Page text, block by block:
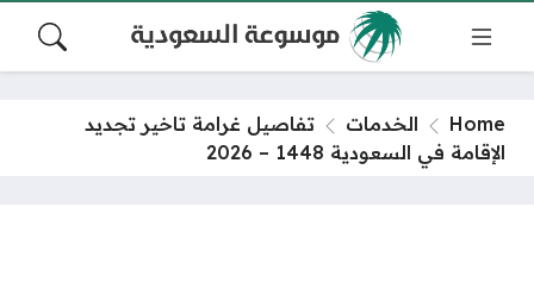
Home الخدمات
تفاصيل غرامة تاخير تجديد
الإقامة في السعودية 1448 – 2026